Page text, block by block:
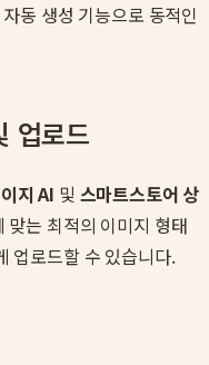
동 생성 기능으로 동적인
업로드
지 AI 및 스마트스토어 상
는 최적의 이미지 형태
업로드할 수 있습니다.